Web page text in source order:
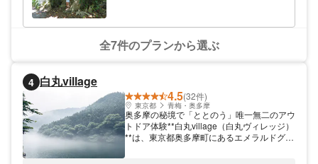
くラインナップ。絶海の孤島ならではの満天
の星空をご紹介するナイトツアーや、飛びま
わるオオコウモリを観察できるサンセットツ
諸島。ぜひマルベリーとその魅力を発見して
ください！
全7件のプランから選ぶ
4 白丸village
4.5(32件)
東京都 青梅・奥多摩
奥多摩の秘境で「ととのう」唯一無二のアウ
トドア体験**白丸village（白丸ヴィレッジ）
**は、東京都奥多摩町にあるエメラルドグリ